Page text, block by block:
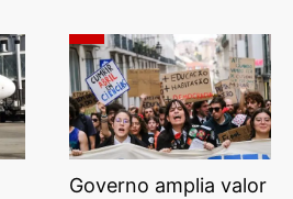
Governo amplia valor